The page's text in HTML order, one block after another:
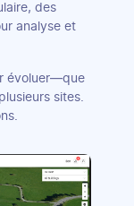
des
analyse et
évoluer—que
sites.